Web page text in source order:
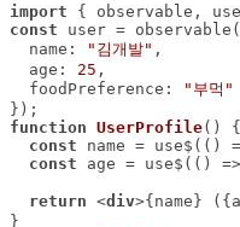
import { observable,
const
name : "김개발"
age : 25
foodPreference :
"부먹"
function UserProfile( )
const
const
return <div>{name}